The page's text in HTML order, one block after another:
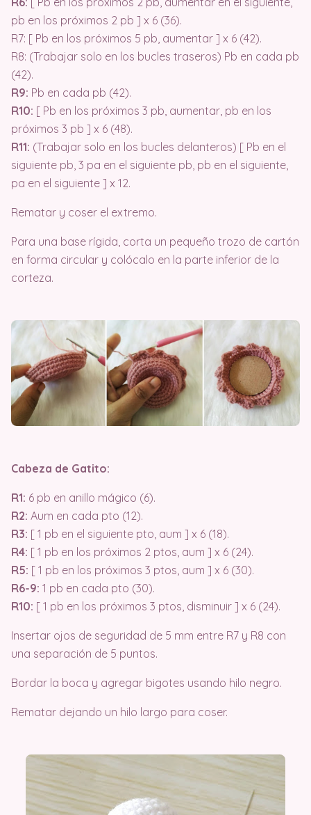
pb en los próximos 2 pb ] x 6 (36).
R7: [ Pb en los próximos 5 pb, aumentar ] x 6 (42).
R8: (Trabajar solo en los bucles traseros) Pb en cada pb
(42).
R9: Pb en cada pb (42).
R10: [ Pb en los próximos 3 pb, aumentar, pb en los
próximos 3 pb ] x 6 (48).
R11: (Trabajar solo en los bucles delanteros) [ Pb en el
siguiente pb, 3 pa en el siguiente pb, pb en el siguiente,
pa en el siguiente ] x 12.
Rematar y coser el extremo.
Para una base rígida, corta un pequeño trozo de cartón
en forma circular y colócalo en la parte inferior de la
corteza.
Cabeza de Gatito:
R1: 6 pb en anillo mágico (6).
R2: Aum en cada pto (12).
R3: [ 1 pb en el siguiente pto, aum ] x 6 (18).
R4: [ 1 pb en los próximos 2 ptos, aum ] x 6 (24).
R5: [ 1 pb en los próximos 3 ptos, aum ] x 6 (30).
R6-9: 1 pb en cada pto (30).
R10: [ 1 pb en los próximos 3 ptos, disminuir ] x 6 (24).
Insertar ojos de seguridad de 5 mm entre R7 y R8 con
una separación de 5 puntos.
Bordar la boca y agregar bigotes usando hilo negro.
Rematar dejando un hilo largo para coser.